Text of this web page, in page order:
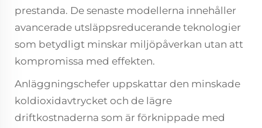
prestanda. De senaste modellerna innehåller
avancerade utsläppsreducerande teknologier
som betydligt minskar miljöpåverkan utan att
kompromissa med effekten.
Anläggningschefer uppskattar den minskade
koldioxidavtrycket och de lägre
driftkostnaderna som är förknippade med